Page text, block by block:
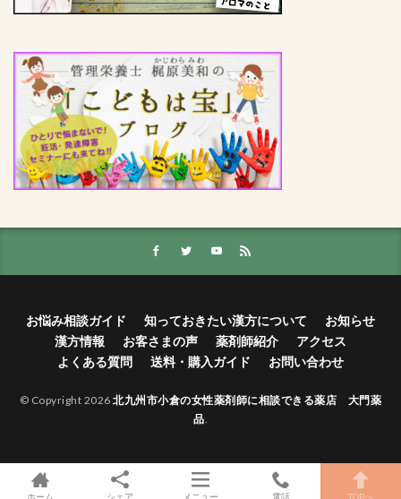
お悩み相談ガイド 知っておきたい漢方について
お知らせ
漢方情報
お客さまの声 薬剤師紹介
アクセス
よくある質問
送料・購入ガイド お問い合わせ
© Copyright 2026北九州市小倉の女性薬剤師に相談できる薬店 大門薬
品.
ホーム シェア メニュー 電話 TOPへ